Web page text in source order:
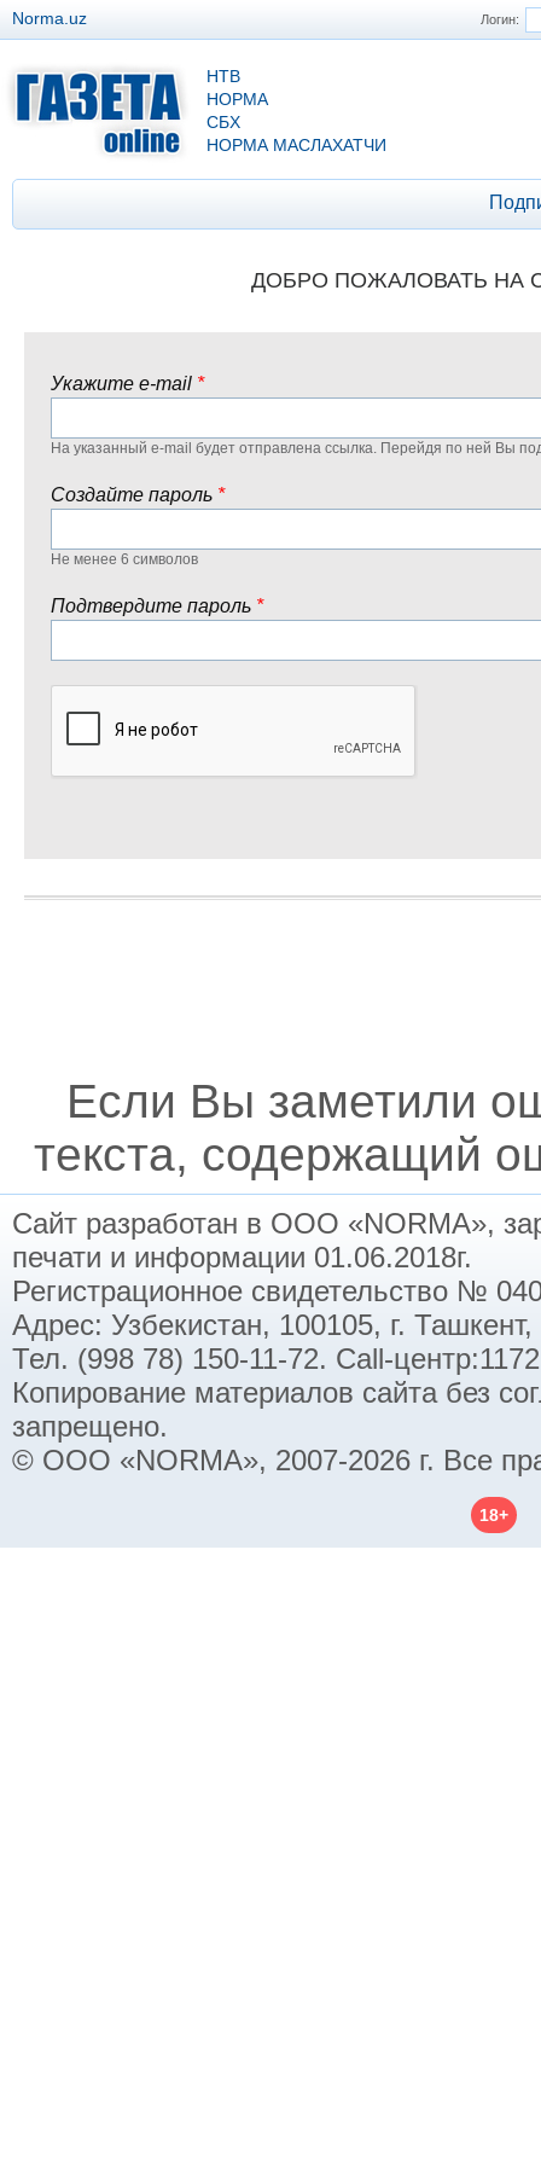
Логин:
Norma.uz
НТВ
НОРМА
СБХ
НОРМА МАСЛАХАТЧИ
Если Вы заметили
текста, содержащий
Сайт разработан в ООО «NORMA»,
печати и информации 01.06.2018г.
Регистрационное свидетельство №
Адрес: Узбекистан, 100105, г.
Тел. (998 78) 150-11-72. Call-
Копирование материалов сайта без
запрещено.
© ООО «NORMA», 2007-2026 г. Все
18+